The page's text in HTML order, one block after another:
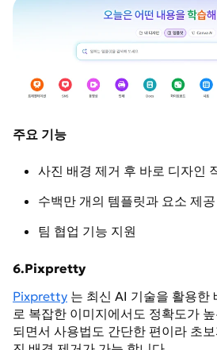
주요 기능
사진 배경 제거 후 바로 디자인
수백만 개의 템플릿과 요소 제공
팀 협업 기능 지원
6.Pixpretty
Pixpretty 는 최신 AI 기술을 활용한
로 복잡한 이미지에서도 정확도가
되면서 사용법도 간단한 편이라 초